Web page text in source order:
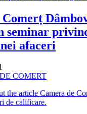
Comerț
seminar
afaceri
COMERT